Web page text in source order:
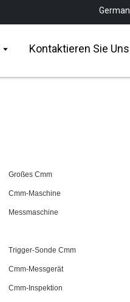
German
Kontaktieren Sie Uns
Großes Cmm
Cmm-Maschine
Messmaschine
Trigger-Sonde Cmm
Cmm-Messgerät
Cmm-Inspektion